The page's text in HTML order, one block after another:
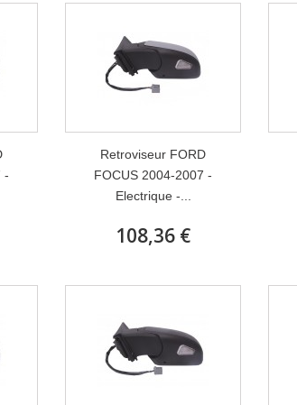
-
Retroviseur FORD
FOCUS 2004-2007 -
Electrique -...
108,36 €